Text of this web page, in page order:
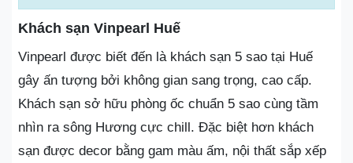
Khách sạn Vinpearl Huế
Vinpearl được biết đến là khách sạn 5 sao tại Huế
gây ấn tượng bởi không gian sang trọng, cao cấp.
Khách sạn sở hữu phòng ốc chuẩn 5 sao cùng tầm
nhìn ra sông Hương cực chill. Đặc biệt hơn khách
sạn được decor bằng gam màu ấm, nội thất sắp xếp